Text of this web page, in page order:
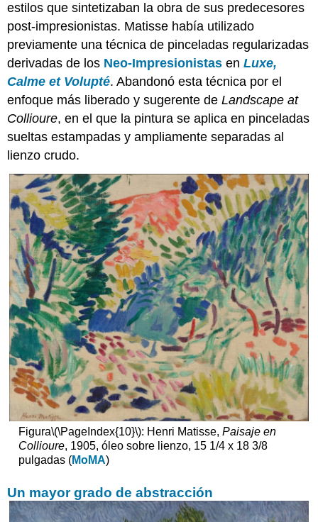
estilos que sintetizaban la obra de sus predecesores
post-impresionistas. Matisse había utilizado
previamente una técnica de pinceladas regularizadas
derivadas de los Neo-Impresionistas enLuxe,
Calme et Volupté. Abandonó esta técnica por el
enfoque más liberado y sugerente deLandscape at
Collioure, en el que la pintura se aplica en pinceladas
sueltas estampadas y ampliamente separadas al
lienzo crudo.
Figura\(\PageIndex{10}\): Henri Matisse, Paisaje en
Collioure, 1905, óleo sobre lienzo, 15 1/4 x 18 3/8
pulgadas (MoMA)
Un mayor grado de abstracción